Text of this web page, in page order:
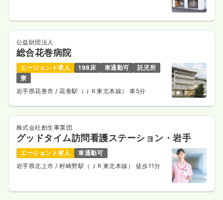
公益財団法人
総合花巻病院
エージェント求人 198床 車通勤可
託児所
寮
岩手県花巻市 / 花巻駅（ＪＲ東北本線） 車5分
株式会社創生事業団
グッドタイム訪問看護ステーション・岩手
エージェント求人
車通勤可
岩手県北上市/ 村崎野駅（ＪＲ東北本線） 徒歩11分